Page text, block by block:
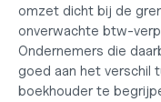
omzet dicht bij de
onverwachte btw-
Ondernemers die
goed aan het verschil
boekhouder te